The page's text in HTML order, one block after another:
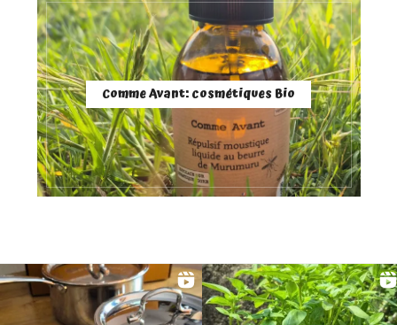
Comme Avant: cosmétiques Bio